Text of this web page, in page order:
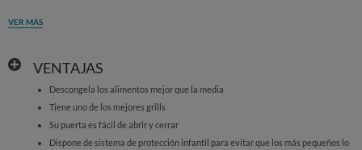
VER MÁS
VENTAJAS
Descongela los alimentos mejor que la media
Tiene uno de los mejores grills
Su puerta es fácil de abrir y cerrar
Dispone de sistema de protección infantil para evitar que los más pequeños lo